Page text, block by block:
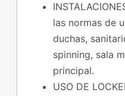
las normas de
duchas,
spinning, sala
principal.
USO DE